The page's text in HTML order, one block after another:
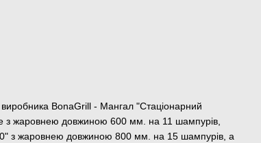
виробника BonaGrill - Мангал "Стаціонарний
з жаровнею довжиною 600 мм. на 11 шампурів,
з жаровнею довжиною 800 мм. на 15 шампурів, а